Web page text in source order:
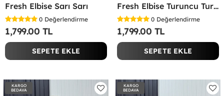
Fresh Elbise Sarı Sarı
0 Değerlendirme
1,799.00 TL
SEPETE EKLE
Fresh Elbise Turuncu Turuncu
0 Değerlendirme
1,799.00 TL
SEPETE EKLE
KARGO
BEDAVA
KARGO
BEDAVA